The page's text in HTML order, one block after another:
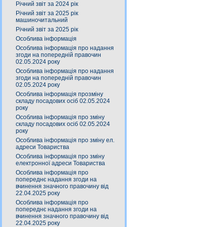
Річний звіт за 2024 рік
Річний звіт за 2025 рік
машиночитальний
Річний звіт за 2025 рік
Особлива інформація
Особлива інформація про надання
згоди на попередній правочин
02.05.2024 року
Особлива інформація про надання
згоди на попередній правочин
02.05.2024 року
Особлива інформація прозміну
складу посадових осіб 02.05.2024
року
Особлива інформація про зміну
складу посадових осіб 02.05.2024
року
Особлива інформація про зміну ел.
адреси Товариства
Особлива інформація про зміну
електронної адреси Товариства
Особлива інформація про
попереднє надання згоди на
вчинення значного правочину від
22.04.2025 року
Особлива інформація про
попереднє надання згоди на
вчинення значного правочину від
22.04.2025 року